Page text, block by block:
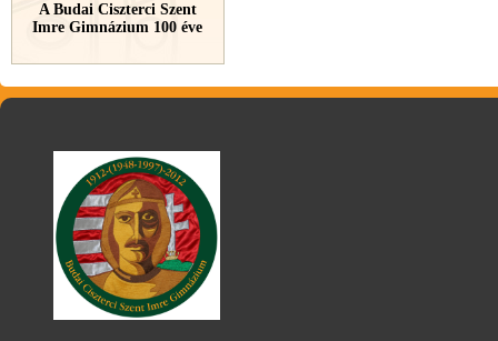
A Budai Ciszterci Szent
Imre Gimnázium 100 éve